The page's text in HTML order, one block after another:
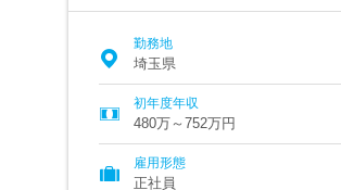
勤務地
埼玉県
初年度年収
480万～752万円
雇用形態
正社員